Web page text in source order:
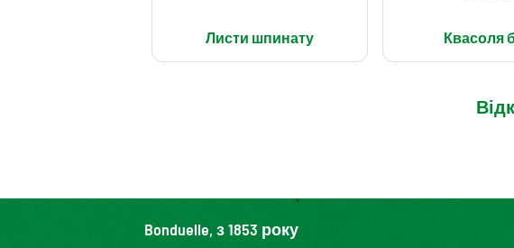
Листи шпинату Квасоля
Bonduelle, з 1853 року